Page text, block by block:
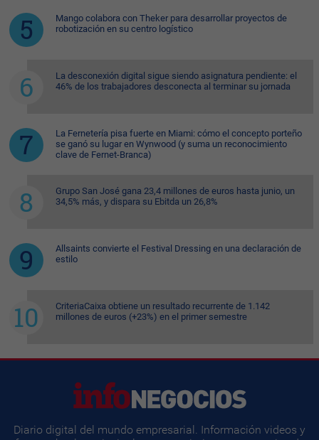
Mango colabora con Theker para desarrollar proyectos de
robotización en su centro logístico
La desconexión digital sigue siendo asignatura pendiente: el
46% de los trabajadores desconecta al terminar su jornada
La Fernetería pisa fuerte en Miami: cómo el concepto porteño
se ganó su lugar en Wynwood (y suma un reconocimiento
clave de Fernet-Branca)
Grupo San José gana 23,4 millones de euros hasta junio, un
34,5% más, y dispara su Ebitda un 26,8%
Allsaints convierte el Festival Dressing en una declaración de
estilo
CriteriaCaixa obtiene un resultado recurrente de 1.142
millones de euros (+23%) en el primer semestre
Diario digital del mundo empresarial. Información videos y